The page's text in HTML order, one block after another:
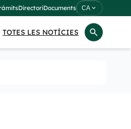
DirectoriDocuments CA expand_more
TOTES LES NOTÍCIES search